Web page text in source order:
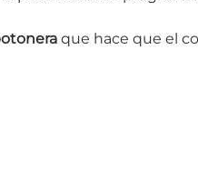
que hace que el